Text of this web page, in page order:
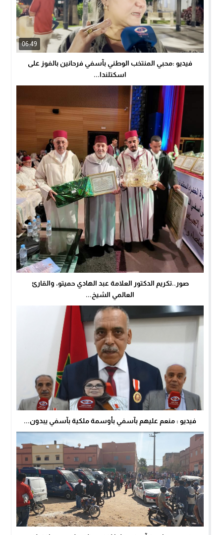
06:49
فيديو :محبي المنتخب الوطني بآسفي فرحانين بالفوز على
اسكتلندا...
صور..تكريم الدكتور العلامة عبد الهادي حميتو، والقارئ
العالمي الشيخ...
فيديو : منعم عليهم بآسفي بأوسمة ملكية بآسفي يبدون...